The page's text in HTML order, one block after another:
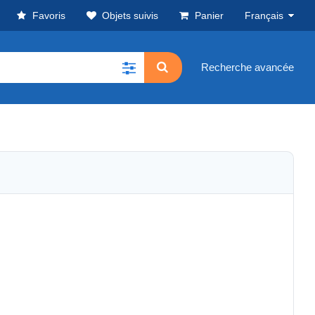
Favoris Objets suivis Panier Français
Recherche avancée